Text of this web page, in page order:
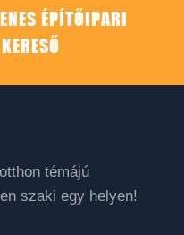
ÉPÍTŐIPARI
témájú
szaki egy helyen!